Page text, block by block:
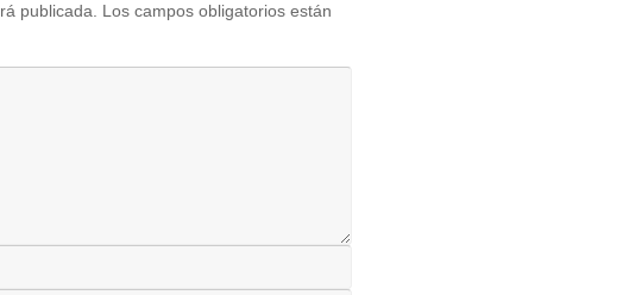
publicada.
Los campos obligatorios están